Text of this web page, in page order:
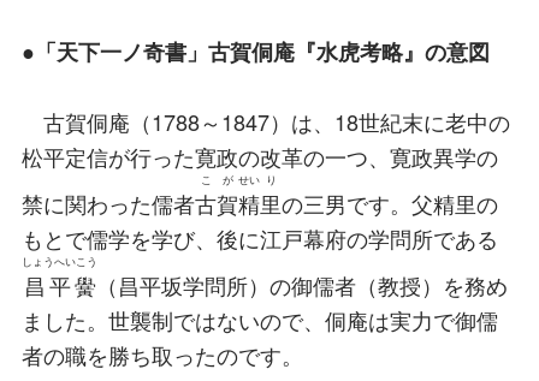
●「天下一ノ奇書」古賀侗庵『水虎考略』の意図
古賀侗庵（1788～1847）は、18世紀末に老中の
松平定信が行った寛政の改革の一つ、寛政異学の
禁に関わった儒者古賀
こが
精
せい
里
り
の三男です。父精里の
もとで儒学を学び、後に江戸幕府の学問所である
昌平黌
しょうへいこう
（昌平坂学問所）の御儒者（教授）を務め
ました。世襲制ではないので、侗庵は実力で御儒
者の職を勝ち取ったのです。